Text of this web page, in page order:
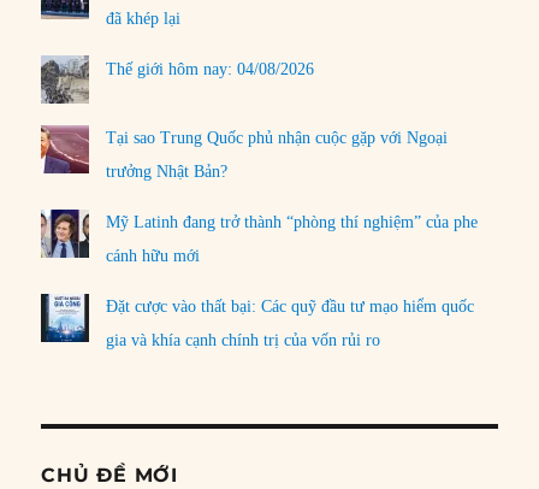
đã khép lại
Thế giới hôm nay: 04/08/2026
Tại sao Trung Quốc phủ nhận cuộc gặp với Ngoại
trưởng Nhật Bản?
Mỹ Latinh đang trở thành “phòng thí nghiệm” của phe
cánh hữu mới
Đặt cược vào thất bại: Các quỹ đầu tư mạo hiểm quốc
gia và khía cạnh chính trị của vốn rủi ro
CHỦ ĐỀ MỚI